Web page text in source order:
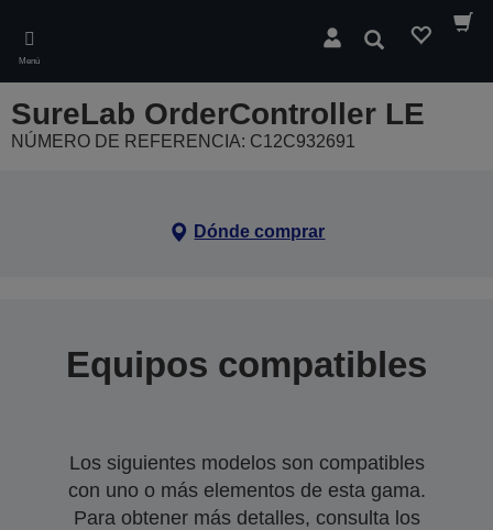
main
content
Menú
Buscar
SureLab OrderController LE
NÚMERO DE REFERENCIA: C12C932691
Dónde comprar
Equipos compatibles
Los siguientes modelos son compatibles
con uno o más elementos de esta gama.
Para obtener más detalles, consulta los